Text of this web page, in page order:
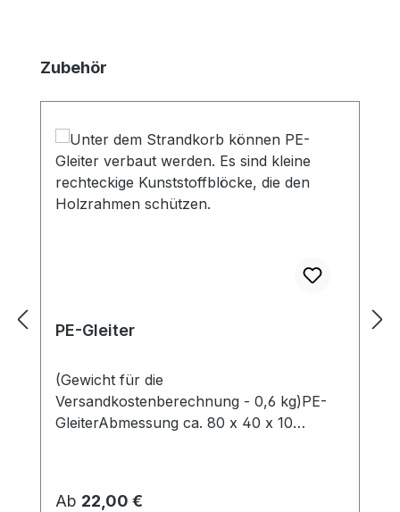
Produktgalerie überspringen
Zubehör
PE-Gleiter
(Gewicht für die
Versandkostenberechnung - 0,6 kg)PE-
GleiterAbmessung ca. 80 x 40 x 10
Regulärer Preis:
Ab 22,00 €